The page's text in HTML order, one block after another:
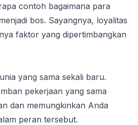
contoh bagaimana para
bos. Sayangnya, loyalitas
faktor yang dipertimbangkan
yang sama sekali baru.
pekerjaan yang sama
dan memungkinkan Anda
peran tersebut.